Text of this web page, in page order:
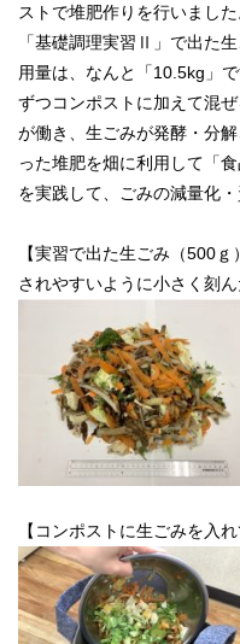
ストで堆肥作りを行いまし
「基礎調理実習Ⅱ」で出た
用量は、なんと「10.5kg」
ずつコンポストに加えて混
が働き、生ごみが発酵・分
った堆肥を畑に利用して「
を実践して、ごみの減量化
【実習で出た生
されやすいように小さく刻ん
【コンポストに生ごみを入れ